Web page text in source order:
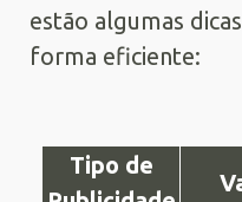
estão algumas
forma eficiente:
Tipo de